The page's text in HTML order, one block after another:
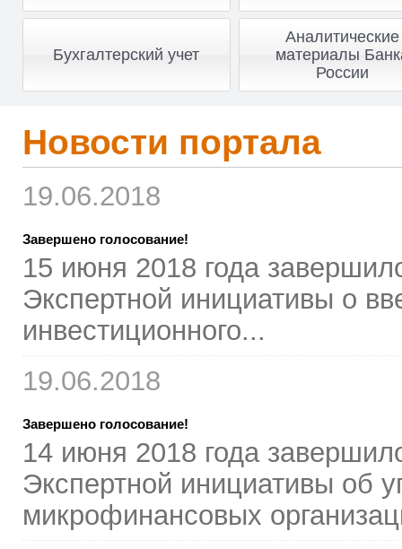
Бухгалтерский учет
Аналитические
материалы
России
Новости портала
19.06.2018
Завершено голосование!
15 июня 2018 года
Экспертной инициативы о
инвестиционного...
19.06.2018
Завершено голосование!
14 июня 2018 года
Экспертной инициативы об
микрофинансовых